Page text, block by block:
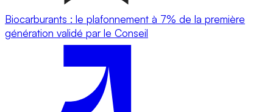
Biocarburants : le plafonnement à 7% de la première
génération validé par le Conseil